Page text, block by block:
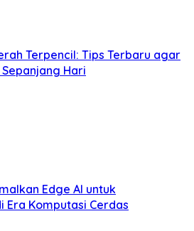
Terpencil: Tips Terbaru agar
Hari
Edge AI untuk
Era Komputasi Cerdas